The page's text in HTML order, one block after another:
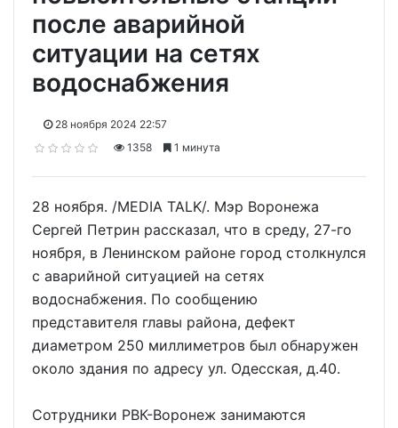
после аварийной
ситуации на сетях
водоснабжения
28 ноября 2024 22:57
1358
1 минута
28 ноября. /MEDIA TALK/. Мэр Воронежа
Сергей Петрин рассказал, что в среду, 27-го
ноября, в Ленинском районе город столкнулся
с аварийной ситуацией на сетях
водоснабжения. По сообщению
представителя главы района, дефект
диаметром 250 миллиметров был обнаружен
около здания по адресу ул. Одесская, д.40.
Сотрудники РВК-Воронеж занимаются